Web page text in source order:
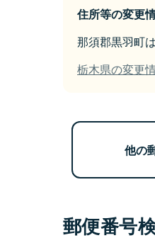
住所等の変更
那須郡黒羽町
栃木県の変更
他の
郵便番号